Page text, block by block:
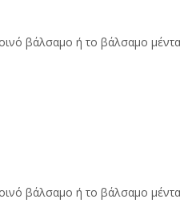
βάλσαμο ή το βάλσαμο
βάλσαμο ή το βάλσαμο